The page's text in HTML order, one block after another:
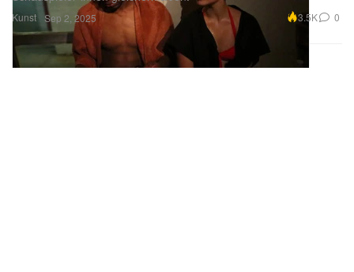
Kunst Sep 2, 2025 3.5K 0